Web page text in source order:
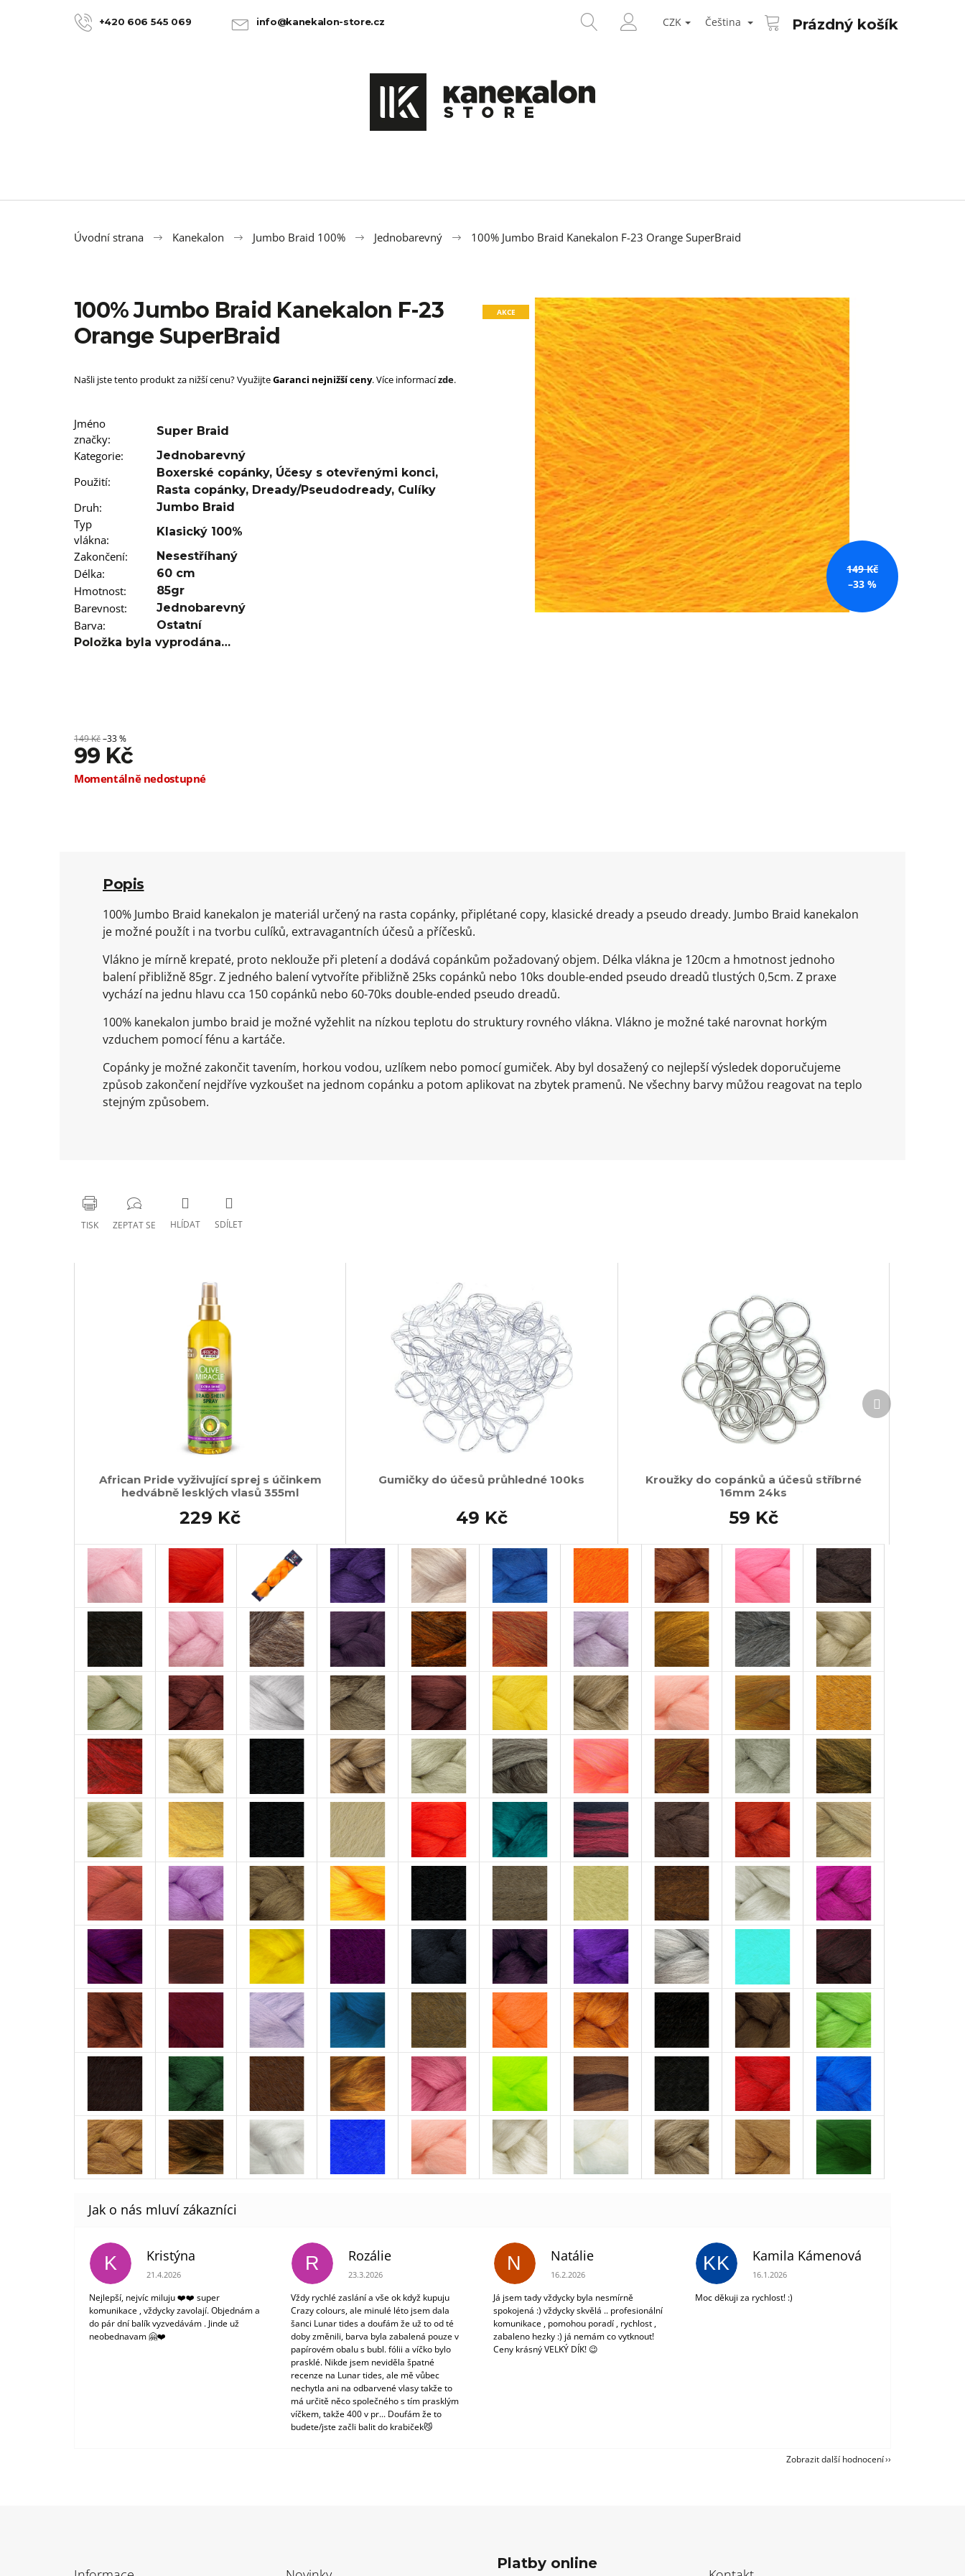
+420 606 545 069 info@kanekalon-store.cz
HLEDAT
CZK Čeština NÁKUPNÍ
KOŠÍK
Prázdný košík
Úvodní strana Kanekalon Jumbo Braid 100% Jednobarevný 100% Jumbo Braid Kanekalon F-23 Orange SuperBraid
100% Jumbo Braid Kanekalon F-23
Orange SuperBraid
AKCE
149 Kč
–33 %
Našli jste tento produkt za nižší cenu? VyužijteGaranci nejnižší ceny. Více informacízde.
Jméno
značky:
Super Braid
Kategorie: Jednobarevný
Použití:
Boxerské copánky, Účesy s otevřenými konci,
Rasta copánky, Dready/Pseudodready, Culíky
Druh: Jumbo Braid
Typ
vlákna:
Klasický 100%
Zakončení: Nesestříhaný
Délka: 60 cm
Hmotnost: 85gr
Barevnost: Jednobarevný
Barva:
Ostatní
Položka byla vyprodána…
149 Kč–33 %
99 Kč
Měrná
Momentálně nedostupné
Popis
100% Jumbo Braid kanekalon je materiál určený na rasta copánky, připlétané copy, klasické dready a pseudo dready. Jumbo Braid kanekalon
je možné použít i na tvorbu culíků, extravagantních účesů a příčesků.
Vlákno je mírně krepaté, proto neklouže při pletení a dodává copánkům požadovaný objem. Délka vlákna je 120cm a hmotnost jednoho
balení přibližně 85gr. Z jedného balení vytvoříte přibližně 25ks copánků nebo 10ks double-ended pseudo dreadů tlustých 0,5cm. Z praxe
vychází na jednu hlavu cca 150 copánků nebo 60-70ks double-ended pseudo dreadů.
100% kanekalon jumbo braid je možné vyžehlit na nízkou teplotu do struktury rovného vlákna. Vlákno je možné také narovnat horkým
vzduchem pomocí fénu a kartáče.
Copánky je možné zakončit tavením, horkou vodou, uzlíkem nebo pomocí gumiček. Aby byl dosažený co nejlepší výsledek doporučujeme
způsob zakončení nejdříve vyzkoušet na jednom copánku a potom aplikovat na zbytek pramenů. Ne všechny barvy můžou reagovat na teplo
stejným způsobem.
TISK ZEPTAT SE HLÍDAT SDÍLET
African Pride vyživující sprej s účinkem
hedvábně lesklých vlasů 355ml
229 Kč
Gumičky do účesů průhledné 100ks
49 Kč
Kroužky do copánků a účesů stříbrné
16mm 24ks
59 Kč
Další
produkt
K Kristýna
Hodnocení obchodu je 5 z 5 hvězdiček.
21.4.2026
Nejlepší, nejvíc miluju ❤️❤️ super
komunikace , vždycky zavolají. Objednám a
do pár dní balík vyzvedávám . Jinde už
neobednavam 🤗❤️
R Rozálie
Hodnocení obchodu je 3 z 5 hvězdiček.
23.3.2026
Vždy rychlé zaslání a vše ok když kupuju
Crazy colours, ale minulé léto jsem dala
šanci Lunar tides a doufám že už to od té
doby změnili, barva byla zabalená pouze v
papírovém obalu s bubl. fólii a víčko bylo
prasklé. Nikde jsem neviděla špatné
recenze na Lunar tides, ale mě vůbec
nechytla ani na odbarvené vlasy takže to
má určitě něco společného s tím prasklým
víčkem, takže 400 v pr... Doufám že to
budete/jste začli balit do krabiček😼
N Natálie
Hodnocení obchodu je 5 z 5 hvězdiček.
16.2.2026
Já jsem tady vždycky byla nesmírně
spokojená :) vždycky skvělá .. profesionální
komunikace , pomohou poradí , rychlost ,
zabaleno hezky :) já nemám co vytknout!
Ceny krásný VELKÝ DÍK! 😉
KK Kamila Kámenová
Hodnocení obchodu je 5 z 5 hvězdiček.
16.1.2026
Moc děkuji za rychlost! :)
Zobrazit další hodnocení
Co potřebujete najít?
100% JUMBO BRAID KANEKALON 22
SUPERBRAID
99 Kč
100% EZ KANEKALON 1
100% JUMBO BRAID KANEKALON 1
SUPERBRAID
99 Kč
Původně:149 Kč
Platby online